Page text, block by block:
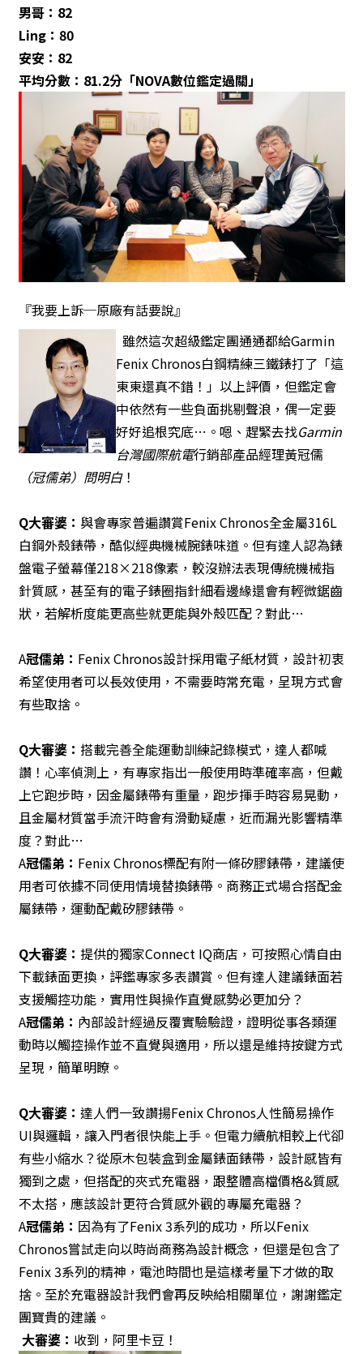
男哥：82
Ling：80
安安：82
平均分數：81.2分「NOVA數位鑑定過關」
『我要上訴─原廠有話要說』
雖然這次超級鑑定團通通都給Garmin
Fenix Chronos白鋼精練三鐵錶打了「這
東東還真不錯！」以上評價，但鑑定會
中依然有一些負面挑剔聲浪，偶一定要
好好追根究底…。嗯、趕緊去找Garmin
台灣國際航電行銷部產品經理黃冠儒
（冠儒弟）問明白！
Q大審婆： 與會專家普遍讚賞Fenix Chronos全金屬316L
白鋼外殼錶帶，酷似經典機械腕錶味道。但有達人認為錶
盤電子螢幕僅218×218像素，較沒辦法表現傳統機械指
針質感，甚至有的電子錶圈指針細看邊緣還會有輕微鋸齒
狀，若解析度能更高些就更能與外殼匹配？對此…
A冠儒弟： Fenix Chronos設計採用電子紙材質，設計初衷
希望使用者可以長效使用，不需要時常充電，呈現方式會
有些取捨。
Q大審婆： 搭載完善全能運動訓練記錄模式，達人都喊
讚！心率偵測上，有專家指出一般使用時準確率高，但戴
上它跑步時，因金屬錶帶有重量，跑步揮手時容易晃動，
且金屬材質當手流汗時會有滑動疑慮，近而漏光影響精準
度？對此…
A冠儒弟： Fenix Chronos標配有附一條矽膠錶帶，建議使
用者可依據不同使用情境替換錶帶。商務正式場合搭配金
屬錶帶，運動配戴矽膠錶帶。
Q大審婆： 提供的獨家Connect IQ商店，可按照心情自由
下載錶面更換，評鑑專家多表讚賞。但有達人建議錶面若
支援觸控功能，實用性與操作直覺感勢必更加分？
A冠儒弟： 內部設計經過反覆實驗驗證，證明從事各類運
動時以觸控操作並不直覺與適用，所以還是維持按鍵方式
呈現，簡單明瞭。
Q大審婆： 達人們一致讚揚Fenix Chronos人性簡易操作
UI與邏輯，讓入門者很快能上手。但電力續航相較上代卻
有些小縮水？從原木包裝盒到金屬錶面錶帶，設計感皆有
獨到之處，但搭配的夾式充電器，跟整體高檔價格&質感
不太搭，應該設計更符合質感外觀的專屬充電器？
A冠儒弟： 因為有了Fenix 3系列的成功，所以Fenix
Chronos嘗試走向以時尚商務為設計概念，但還是包含了
Fenix 3系列的精神，電池時間也是這樣考量下才做的取
捨。至於充電器設計我們會再反映給相關單位，謝謝鑑定
團寶貴的建議。
大審婆： 收到，阿里卡豆！